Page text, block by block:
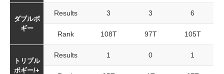
ダブルボ
ギー
Results 3 3 6
Rank 108T 97T 105T
トリプル
ボギー/+
Results 1 0 1